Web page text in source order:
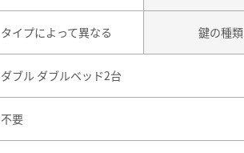
タイプによって異なる 鍵の種類
ダブル ダブルベッド2台
不要